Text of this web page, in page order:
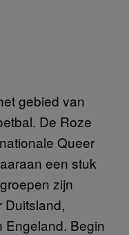
gebied van
De Roze
Queer
een stuk
zijn
Duitsland,
Engeland. Begin